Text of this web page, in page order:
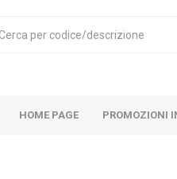
HOME PAGE PROMOZIONI